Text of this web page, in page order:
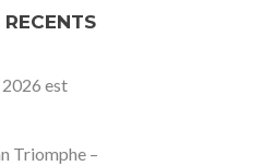
2026 est
Triomphe –